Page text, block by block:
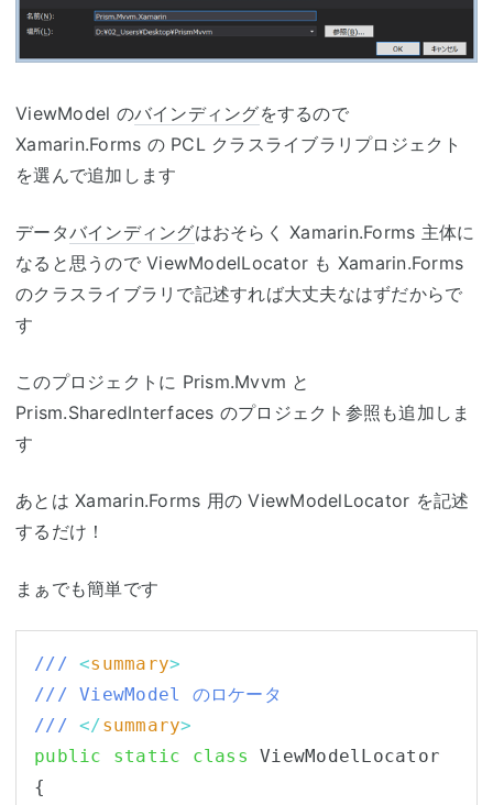
ViewModel のバインディングをするので
Xamarin.Forms の PCL クラスライブラリプロジェクト
を選んで追加します
データバインディングはおそらく Xamarin.Forms 主体に
なると思うので ViewModelLocator も Xamarin.Forms
のクラスライブラリで記述すれば大丈夫なはずだからで
す
このプロジェクトに Prism.Mvvm と
Prism.SharedInterfaces のプロジェクト参照も追加しま
す
あとは Xamarin.Forms 用の ViewModelLocator を記述
するだけ！
まぁでも簡単です
/// <summary>
/// ViewModel のロケータ
/// </summary>
public
static class ViewModelLocator
{